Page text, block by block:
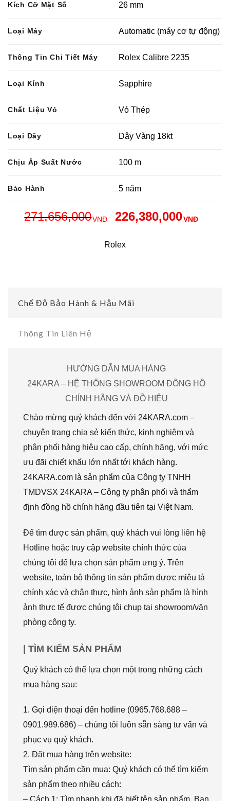
Kích Cỡ Mặt Số 26 mm
Loại Máy Automatic (máy cơ tự động)
Thông Tin Chi Tiết Máy Rolex Calibre 2235
Loại Kính Sapphire
Chất Liệu Vỏ Vỏ Thép
Loại Dây Dây Vàng 18kt
Chịu Áp Suất Nước 100 m
Bảo Hành 5 năm
271,656,000VNĐ 226,380,000VNĐ
Rolex
Chế Độ Bảo Hành & Hậu Mãi
Thông Tin Liên Hệ
HƯỚNG DẪN MUA HÀNG
24KARA – HỆ THỐNG SHOWROOM ĐỒNG HỒ
CHÍNH HÃNG VÀ ĐỒ HIỆU
Chào mừng quý khách đến với 24KARA.com –
chuyên trang chia sẻ kiến thức, kinh nghiệm và
phân phối hàng hiệu cao cấp, chính hãng, với mức
ưu đãi chiết khấu lớn nhất tới khách hàng.
24KARA.com là sản phẩm của Công ty TNHH
TMDVSX 24KARA – Công ty phân phối và thẩm
định đồng hồ chính hãng đầu tiên tại Việt Nam.
Để tìm được sản phẩm, quý khách vui lòng liên hệ
Hotline hoặc truy cập website chính thức của
chúng tôi để lựa chọn sản phẩm ưng ý. Trên
website, toàn bộ thông tin sản phẩm được miêu tả
chính xác và chân thực, hình ảnh sản phẩm là hình
ảnh thực tế được chúng tôi chụp tại showroom/văn
phòng công ty.
| TÌM KIẾM SẢN PHẨM
Quý khách có thể lựa chọn một trong những cách
mua hàng sau:
1. Gọi điện thoại đến hotline (0965.768.688 –
0901.989.686) – chúng tôi luôn sẵn sàng tư vấn và
phục vụ quý khách.
2. Đặt mua hàng trên website:
Tìm sản phẩm cần mua: Quý khách có thể tìm kiếm
sản phẩm theo nhiều cách: